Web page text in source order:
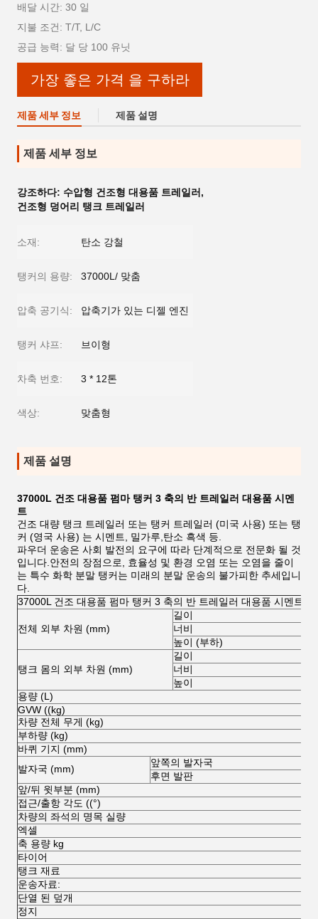
배달 시간: 30 일
지불 조건: T/T, L/C
공급 능력: 달 당 100 유닛
가장 좋은 가격 을 구하라
제품 세부 정보 제품 설명
제품 세부 정보
강조하다: 수압형 건조형 대용품 트레일러 ,
건조형 덩어리 탱크 트레일러
소재: 탄소 강철
탱커의 용량: 37000L/ 맞춤
압축 공기식: 압축기가 있는 디젤 엔진
탱커 샤프: 브이형
차축 번호: 3 * 12톤
색상: 맞춤형
제품 설명
37000L 건조 대용품 펌마 탱커 3 축의 반 트레일러 대용품 시멘
트
건조 대량 탱크 트레일러 또는 탱커 트레일러 (미국 사용) 또는 탱
커 (영국 사용) 는 시멘트, 밀가루,탄소 흑색 등.
파우더 운송은 사회 발전의 요구에 따라 단계적으로 전문화 될 것
입니다.안전의 장점으로, 효율성 및 환경 오염 또는 오염을 줄이
는 특수 화학 분말 탱커는 미래의 분말 운송의 불가피한 추세입니
다.
37000L 건조 대용품 펌마 탱커 3 축의 반 트레일러 대용품 시멘트
전체 외부 차원 (mm)
길이
너비
높이 (부하)
탱크 몸의 외부 차원 (mm)
길이
너비
높이
용량 (L)
GVW ((kg)
차량 전체 무게 (kg)
부하량 (kg)
바퀴 기지 (mm)
발자국 (mm)
앞쪽의 발자국
후면 발판
앞/뒤 윗부분 (mm)
접근/출항 각도 ((°)
차량의 좌석의 명목 실량
엑셀
축 용량 kg
타이어
탱크 재료
운송자료:
단열 된 덮개
정지